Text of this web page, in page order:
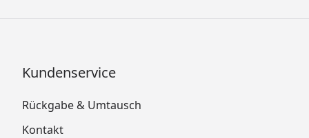
Kundenservice
Rückgabe & Umtausch
Kontakt